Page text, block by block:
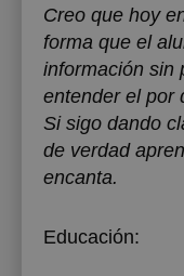
Creo que hoy
forma que el
información sin
entender el por
Si sigo dando
de verdad
encanta.
Educación: